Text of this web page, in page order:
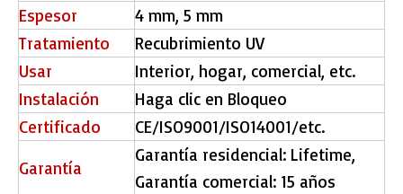
Espesor
4 mm, 5 mm
Tratamiento
Recubrimiento UV
Usar
Interior, hogar, comercial, etc.
Instalación
Haga clic en Bloqueo
Certificado
CE/ISO9001/ISO14001/etc.
Garantía
Garantía residencial: Lifetime,
Garantía comercial: 15 años